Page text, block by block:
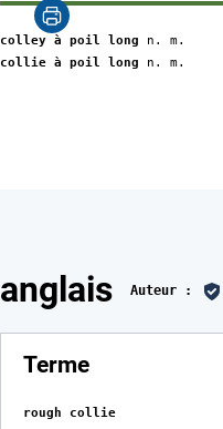
Imprimer
colley à poil long
n. m.
collie à poil long
n. m.
Traductions
anglais Auteur :
Terme:
rough collie